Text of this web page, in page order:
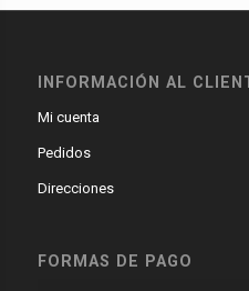
INFORMACIÓN AL
Mi cuenta
Pedidos
Direcciones
FORMAS DE PAGO